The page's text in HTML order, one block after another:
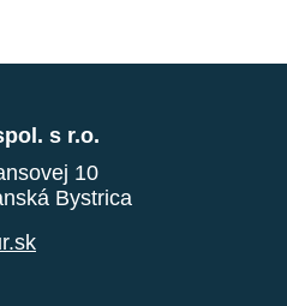
s r.o.
10
Bystrica